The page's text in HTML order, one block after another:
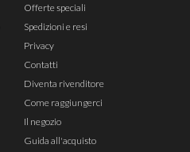
Offerte speciali
Spedizioni e resi
Privacy
Contatti
Diventa rivenditore
Come raggiungerci
Il negozio
Guida all'acquisto